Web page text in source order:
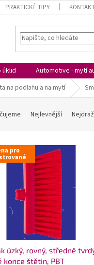
PRAKTICKÉ TIPY
úklid Automotive - mytí
na podlahu a na mytí
Nejlevnější
pro
úzký, rovný, středně
konce štětin, PBT